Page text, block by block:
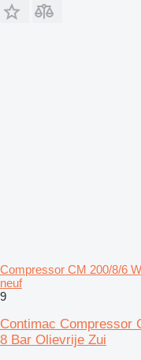
Compressor CM 200/8/6
neuf
9
Contimac Compressor
8 Bar Olievrije Zui